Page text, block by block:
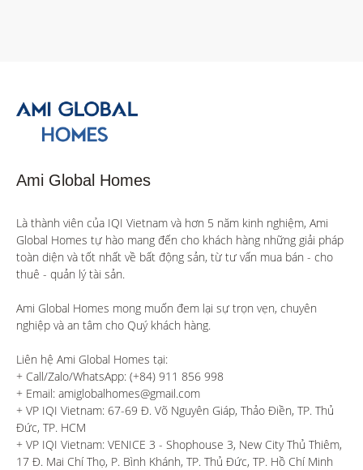
Ami Global Homes
Là thành viên của IQI Vietnam và hơn 5 năm kinh nghiệm, Ami
Global Homes tự hào mang đến cho khách hàng những giải pháp
toàn diện và tốt nhất về bất động sản, từ tư vấn mua bán - cho
thuê - quản lý tài sản.
Ami Global Homes mong muốn đem lại sự trọn vẹn, chuyên
nghiệp và an tâm cho Quý khách hàng.
Liên hệ Ami Global Homes tại:
+ Call/Zalo/WhatsApp: (+84) 911 856 998
+ Email: amiglobalhomes@gmail.com
+ VP IQI Vietnam: 67-69 Đ. Võ Nguyên Giáp, Thảo Điền, TP. Thủ
Đức, TP. HCM
+ VP IQI Vietnam: VENICE 3 - Shophouse 3, New City Thủ Thiêm,
17 Đ. Mai Chí Thọ, P. Bình Khánh, TP. Thủ Đức, TP. Hồ Chí Minh